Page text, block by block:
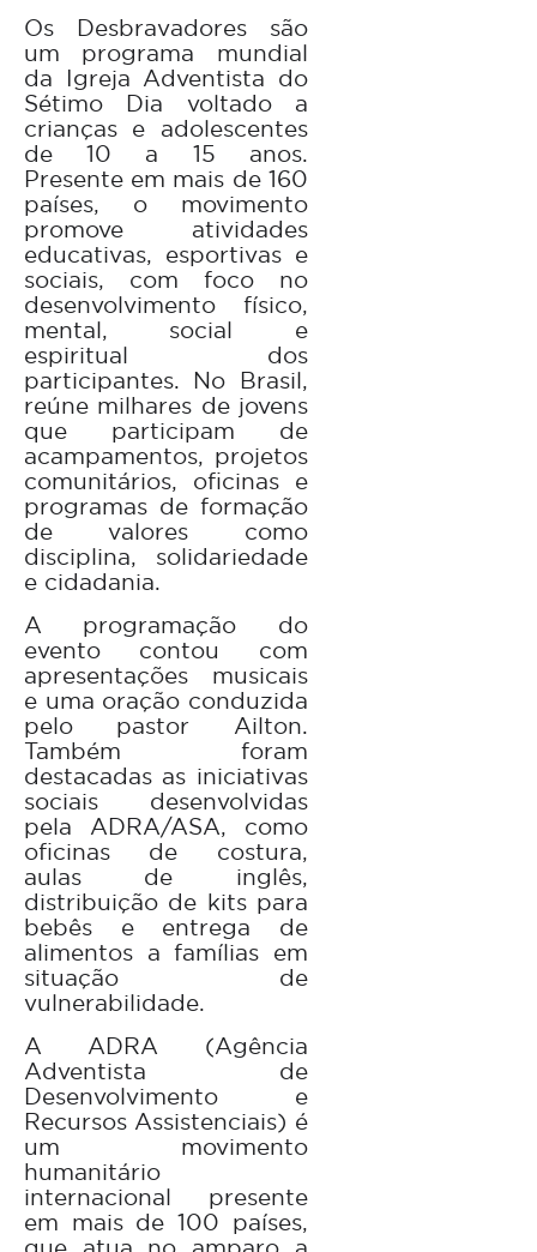
Os Desbravadores são
um programa mundial
da Igreja Adventista do
Sétimo Dia voltado a
crianças e adolescentes
de 10 a 15 anos.
Presente em mais de 160
países, o movimento
promove atividades
educativas, esportivas e
sociais, com foco no
desenvolvimento físico,
mental, social e
espiritual dos
participantes. No Brasil,
reúne milhares de jovens
que participam de
acampamentos, projetos
comunitários, oficinas e
programas de formação
de valores como
disciplina, solidariedade
e cidadania.
A programação do
evento contou com
apresentações musicais
e uma oração conduzida
pelo pastor Ailton.
Também foram
destacadas as iniciativas
sociais desenvolvidas
pela ADRA/ASA, como
oficinas de costura,
aulas de inglês,
distribuição de kits para
bebês e entrega de
alimentos a famílias em
situação de
vulnerabilidade.
A ADRA (Agência
Adventista de
Desenvolvimento e
Recursos Assistenciais) é
um movimento
humanitário
internacional presente
em mais de 100 países,